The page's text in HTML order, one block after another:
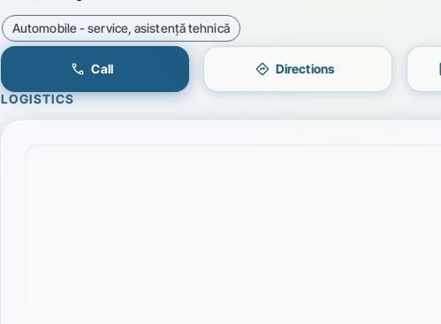
Automobile - service, asistenţă tehnică
call Call directions Directions
LOGISTICS